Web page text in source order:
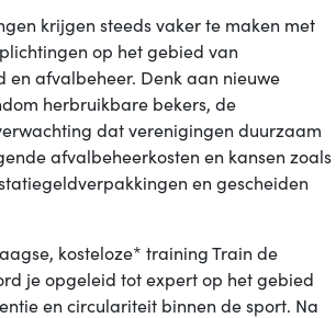
krijgen steeds vaker te maken met
op het gebied van
en afvalbeheer. Denk aan nieuwe
herbruikbare bekers, de
dat verenigingen duurzaam
afvalbeheerkosten en kansen zoals
en gescheiden
kosteloze* trainingTrain de
je opgeleid tot expert op het gebied
en circulariteit binnen de sport. Na